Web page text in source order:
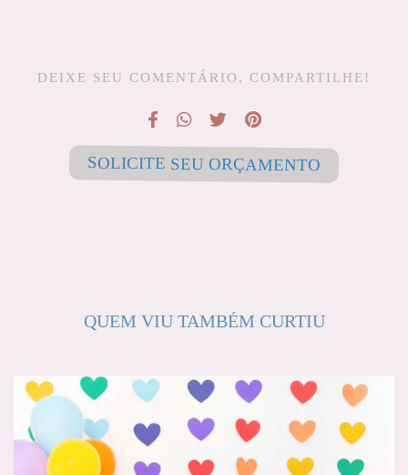
DEIXE SEU COMENTÁRIO, COMPARTILHE!
SOLICITE SEU ORÇAMENTO
QUEM VIU TAMBÉM CURTIU